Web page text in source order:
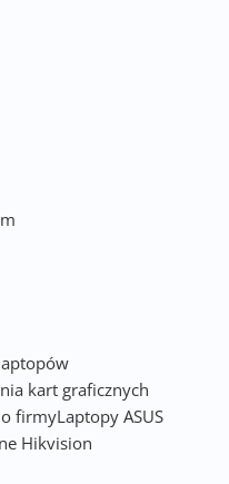
kart graficznych
firmyLaptopy ASUS
Hikvision